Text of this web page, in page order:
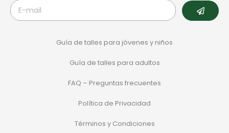
Guía de talles para jóvenes y niños
Guía de talles para adultos
FAQ – Preguntas frecuentes
Política de Privacidad
Términos y Condiciones